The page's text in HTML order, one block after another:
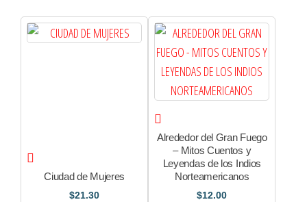
Ciudad de Mujeres
$21.30
Alrededor del Gran Fuego
– Mitos Cuentos y
Leyendas de los Indios
Norteamericanos
$12.00